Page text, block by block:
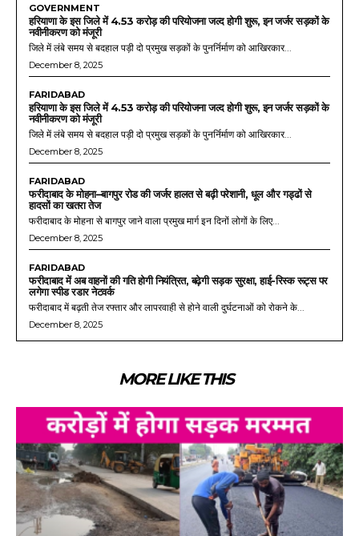
GOVERNMENT
हरियाणा के इस जिले में 4.53 करोड़ की परियोजना जल्द होगी शुरू, इन जर्जर सड़कों के
नवीनीकरण को मंजूरी
जिले में लंबे समय से बदहाल पड़ी दो प्रमुख सड़कों के पुनर्निर्माण को आखिरकार...
December 8, 2025
FARIDABAD
हरियाणा के इस जिले में 4.53 करोड़ की परियोजना जल्द होगी शुरू, इन जर्जर सड़कों के
नवीनीकरण को मंजूरी
जिले में लंबे समय से बदहाल पड़ी दो प्रमुख सड़कों के पुनर्निर्माण को आखिरकार...
December 8, 2025
FARIDABAD
फरीदाबाद के मोहना–बागपुर रोड की जर्जर हालत से बढ़ी परेशानी, धूल और गड्ढों से
हादसों का खतरा तेज
फरीदाबाद के मोहना से बागपुर जाने वाला प्रमुख मार्ग इन दिनों लोगों के लिए...
December 8, 2025
FARIDABAD
फरीदाबाद में अब वाहनों की गति होगी नियंत्रित, बढ़ेगी सड़क सुरक्षा, हाई-रिस्क रूट्स पर
लगेगा स्पीड रडार नेटवर्क
फरीदाबाद में बढ़ती तेज रफ्तार और लापरवाही से होने वाली दुर्घटनाओं को रोकने के...
December 8, 2025
MORE LIKE THIS